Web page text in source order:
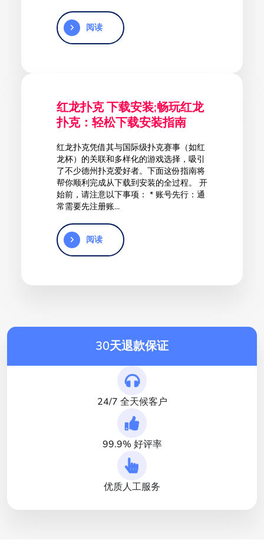
阅读
红龙扑克 下载安装;畅玩红龙
扑克：轻松下载安装指南
红龙扑克凭借其与国际级扑克赛事（如红
龙杯）的关联和多样化的游戏选择，吸引
了不少德州扑克爱好者。下面这份指南将
帮你顺利完成从下载到安装的全过程。 开
始前，请注意以下事项： * 账号先行：通
常需要先注册账...
阅读
30天退款保证
24/7 全天候客户
99.9% 好评率
优质人工服务